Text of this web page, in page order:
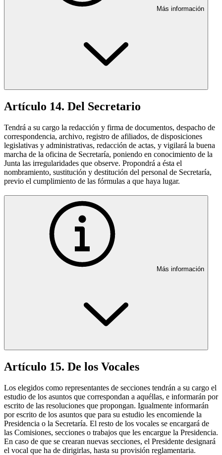
Más información
Artículo 14. Del Secretario
Tendrá a su cargo la redacción y firma de documentos, despacho de
correspondencia, archivo, registro de afiliados, de disposiciones
legislativas y administrativas, redacción de actas, y vigilará la buena
marcha de la oficina de Secretaría, poniendo en conocimiento de la
Junta las irregularidades que observe. Propondrá a ésta el
nombramiento, sustitución y destitución del personal de Secretaría,
previo el cumplimiento de las fórmulas a que haya lugar.
Más información
Artículo 15. De los Vocales
Los elegidos como representantes de secciones tendrán a su cargo el
estudio de los asuntos que correspondan a aquéllas, e informarán por
escrito de las resoluciones que propongan. Igualmente informarán
por escrito de los asuntos que para su estudio les encomiende la
Presidencia o la Secretaría. El resto de los vocales se encargará de
las Comisiones, secciones o trabajos que les encargue la Presidencia.
En caso de que se crearan nuevas secciones, el Presidente designará
el vocal que ha de dirigirlas, hasta su provisión reglamentaria.